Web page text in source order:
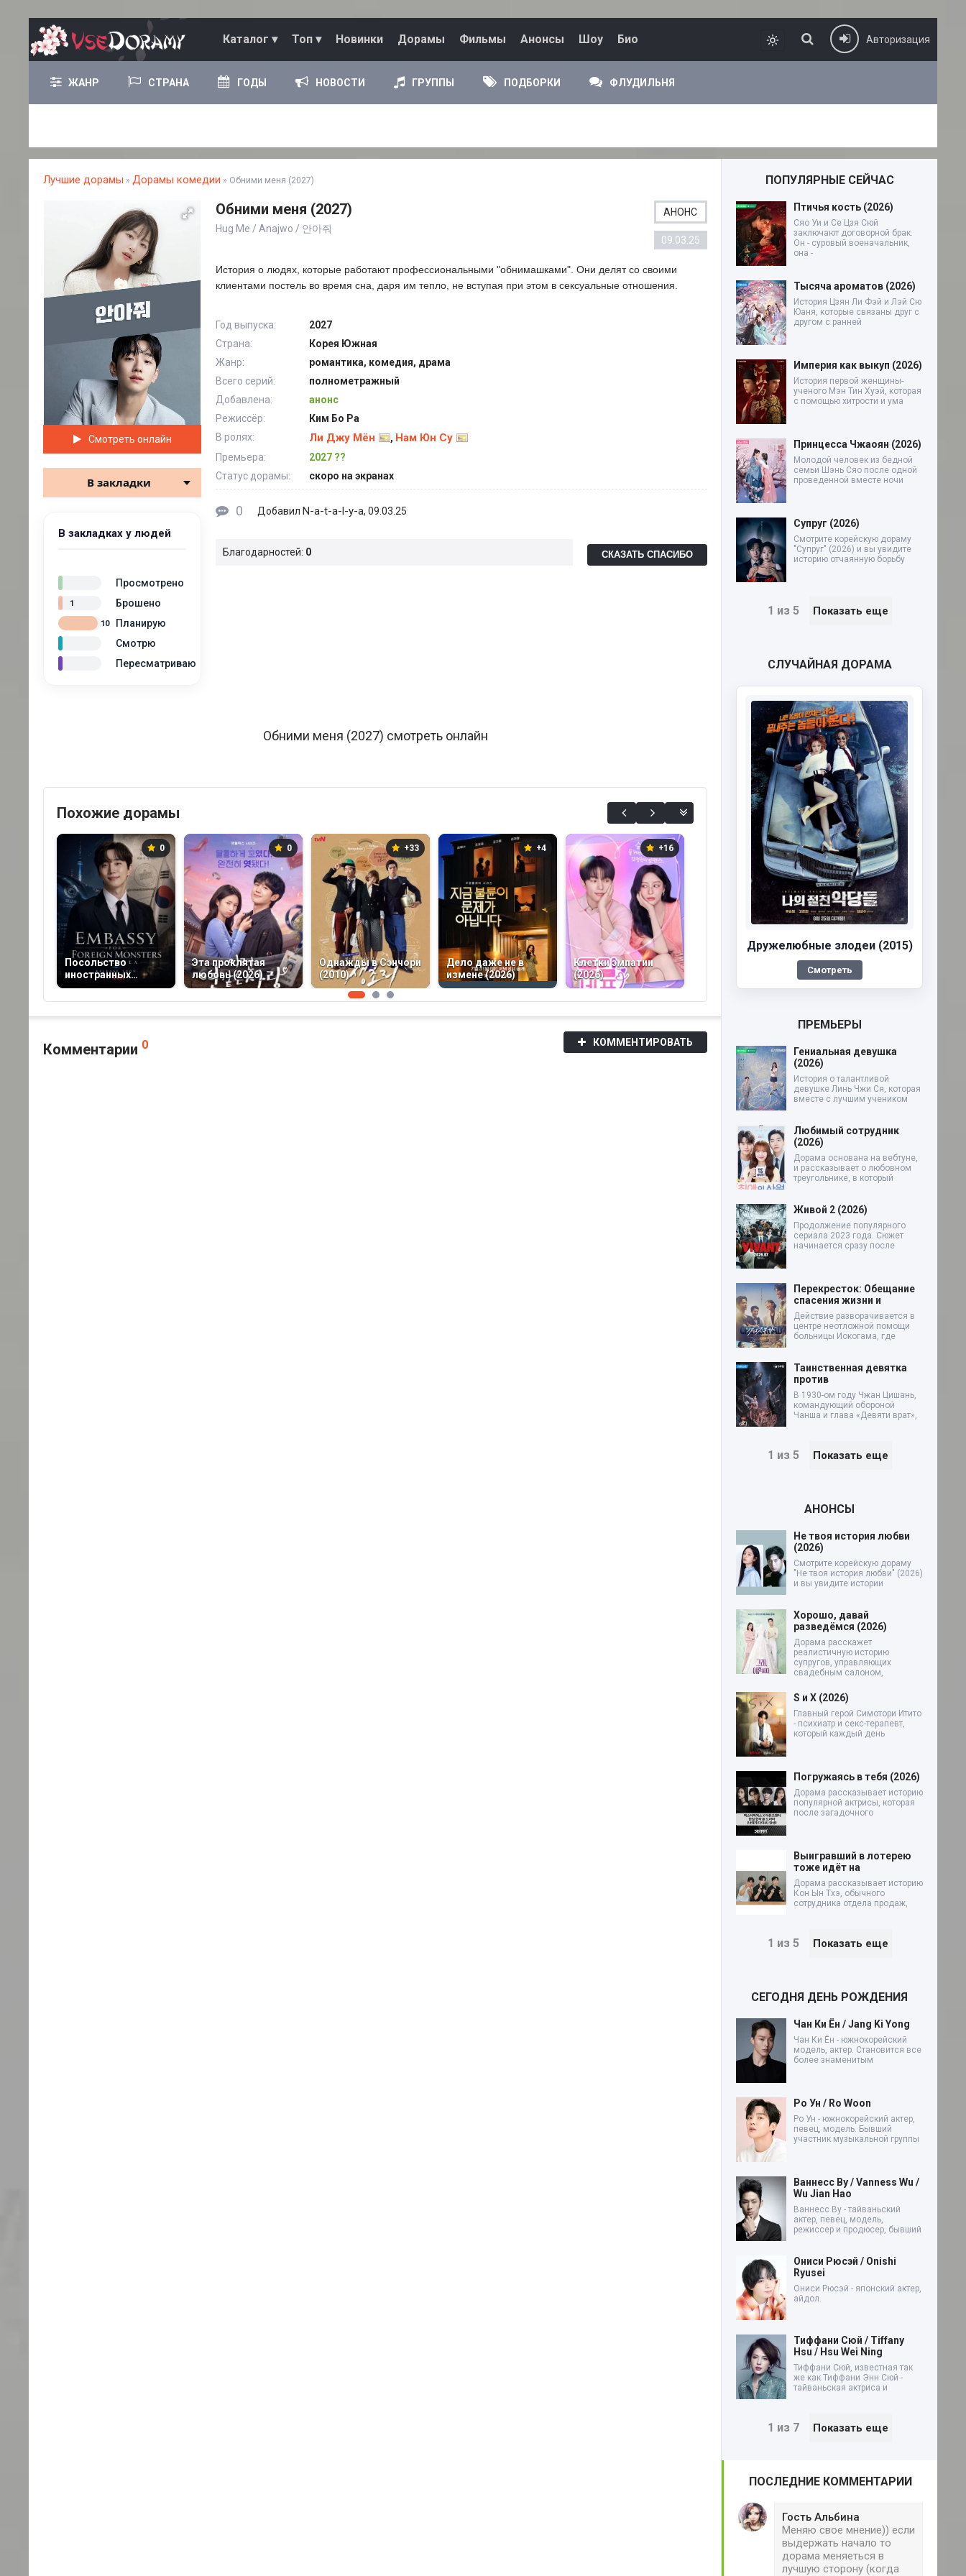
Каталог ▾ Топ ▾ Новинки Дорамы Фильмы Анонсы Шоу Био Авторизация
ЖАНР СТРАНА ГОДЫ НОВОСТИ ГРУППЫ ПОДБОРКИ ФЛУДИЛЬНЯ
Лучшие дорамы » Дорамы комедии » Обними меня (2027)
Смотреть онлайн
В закладки
В закладках у людей
Просмотрено
Брошено
1
Планирую
10
Смотрю
Пересматриваю
Обними меня (2027)
Hug Me / Anajwo / 안아줘
АНОНС
09.03.25
История о людях, которые работают профессиональными "обнимашками". Они делят со своими
клиентами постель во время сна, даря им тепло, не вступая при этом в сексуальные отношения.
Год выпуска:
2027
Страна:
Корея Южная
Жанр:
романтика, комедия, драма
Всего серий:
полнометражный
Добавлена:
анонс
Режиссёр:
Ким Бо Ра
В ролях:
Ли Джу Мён , Нам Юн Су
Премьера:
2027 ??
Статус дорамы:
скоро на экранах
0 Добавил N-a-t-a-l-y-a, 09.03.25
Благодарностей: 0 СКАЗАТЬ СПАСИБО
Обними меня (2027) смотреть онлайн
Похожие дорамы
0
Посольство
иностранных
монстров в Корее
(2027)
0
Эта проклятая
любовь (2026)
+33
Однажды в Сэнчори
(2010)
+4
Дело даже не в
измене (2026)
+16
Клетки эмпатии
(2026)
+45
Супруг (2026)
Комментарии 0 КОММЕНТИРОВАТЬ
ПОПУЛЯРНЫЕ СЕЙЧАС
Птичья кость (2026)
Сяо Уи и Се Цзя Сюй
заключают договорной брак.
Он - суровый военачальник,
она -
Тысяча ароматов (2026)
История Цзян Ли Фэй и Лэй Сю
Юаня, которые связаны друг с
другом с ранней
Империя как выкуп (2026)
История первой женщины-
ученого Мэн Тин Хуэй, которая
с помощью хитрости и ума
Принцесса Чжаоян (2026)
Молодой человек из бедной
семьи Шэнь Сяо после одной
проведенной вместе ночи
Супруг (2026)
Смотрите корейскую дораму
"Супруг" (2026) и вы увидите
историю отчаянную борьбу
1 из 5 Показать еще
СЛУЧАЙНАЯ ДОРАМА
Дружелюбные злодеи (2015)
Смотреть
ПРЕМЬЕРЫ
Гениальная девушка
(2026)
История о талантливой
девушке Линь Чжи Ся, которая
вместе с лучшим учеником
Любимый сотрудник
(2026)
Дорама основана на вебтуне,
и рассказывает о любовном
треугольнике, в который
Живой 2 (2026)
Продолжение популярного
сериала 2023 года. Сюжет
начинается сразу после
Перекресток: Обещание
спасения жизни и
Действие разворачивается в
центре неотложной помощи
больницы Иокогама, где
Таинственная девятка
против
В 1930-ом году Чжан Цишань,
командующий обороной
Чанша и глава «Девяти врат»,
1 из 5 Показать еще
АНОНСЫ
Не твоя история любви
(2026)
Смотрите корейскую дораму
"Не твоя история любви" (2026)
и вы увидите истории
Хорошо, давай
разведёмся (2026)
Дорама расскажет
реалистичную историю
супругов, управляющих
свадебным салоном,
S и X (2026)
Главный герой Симотори Итито
- психиатр и секс-терапевт,
который каждый день
Погружаясь в тебя (2026)
Дорама рассказывает историю
популярной актрисы, которая
после загадочного
Выигравший в лотерею
тоже идёт на
Дорама рассказывает историю
Кон Ын Тхэ, обычного
сотрудника отдела продаж,
1 из 5 Показать еще
СЕГОДНЯ ДЕНЬ РОЖДЕНИЯ
Чан Ки Ён / Jang Ki Yong
Чан Ки Ён - южнокорейский
модель, актер. Становится все
более знаменитым
Ро Ун / Ro Woon
Ро Ун - южнокорейский актер,
певец, модель. Бывший
участник музыкальной группы
Ваннесс Ву / Vanness Wu /
Wu Jian Hao
Ваннесс Ву - тайваньский
актер, певец, модель,
режиссер и продюсер, бывший
Ониси Рюсэй / Onishi
Ryusei
Ониси Рюсэй - японский актер,
айдол.
Тиффани Сюй / Tiffany
Hsu / Hsu Wei Ning
Тиффани Сюй, известная так
же как Тиффани Энн Сюй -
тайваньская актриса и
1 из 7 Показать еще
ПОСЛЕДНИЕ КОММЕНТАРИИ
Гость Альбина
Меняю свое мнение)) если
выдержать начало то
дорама меняеться в
лучшую сторону (когда